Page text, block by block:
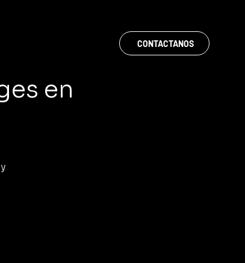
CONTACTANOS
en